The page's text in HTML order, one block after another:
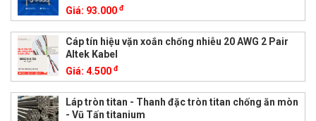
Giá: 93.000 đ
Cáp tín hiệu vặn xoắn chống nhiễu 20 AWG 2 Pair
Altek Kabel
Giá: 4.500 đ
Láp tròn titan - Thanh đặc tròn titan chống ăn mòn
- Vũ Tấn titanium